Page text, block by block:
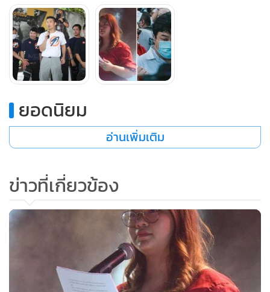
การจับกุมนักศึกษาเป็นสิ่งที่ผิดอย่างร้ายแรง และไม่ใช่
วิธีแก้ปัญหา สิ่งที่ดีที่สุดในตอนนี้คือการรับรองสิทธิ์ของ
พวกเขา ฟังสิ่งที่เขาต้องการพูดอย่างมีวุฒิภาวะ ตรงไป
ตรงมา
ร่วมกันปกป้องคุณรุ้งและคุณเพนกวิน การแสดงออก
ของประชาชน ไม่ใช่อาชญากรรม แต่คือการทำหน้าที่
Juangroongruangkit (@Thanathorn_FWP)
12, 2020
ยอดนิยม
อ่านเพิ่มเติม
ข่าวที่เกี่ยวข้อง